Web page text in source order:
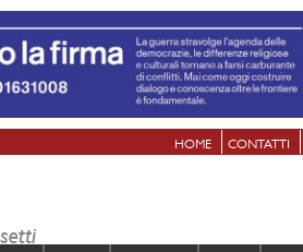
HOME CONTATTI